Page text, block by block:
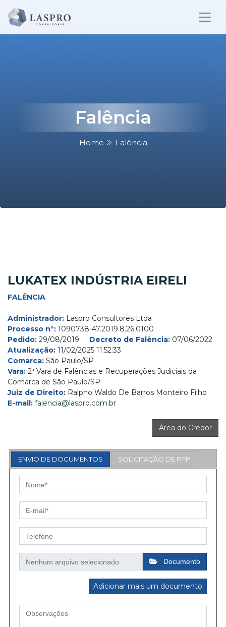
Falência
Home Falência
LUKATEX INDÚSTRIA EIRELI
FALÊNCIA
Administrador: Laspro Consultores Ltda
Processo nº: 1090738-47.2019.8.26.0100
Pedido: 29/08/2019 Decreto de Falência: 07/06/2022
Atualização: 11/02/2025 11:52:33
Comarca: São Paulo/SP
Vara: 2ª Vara de Falências e Recuperações Judiciais da
Comarca de São Paulo/SP
Juiz de Direito: Ralpho Waldo De Barros Monteiro Filho
E-mail: falencia@laspro.com.br
Área do Credor
ENVIO DE DOCUMENTOS SOLICITAÇÃO DE PPP
Documento
Adicionar mais um documento